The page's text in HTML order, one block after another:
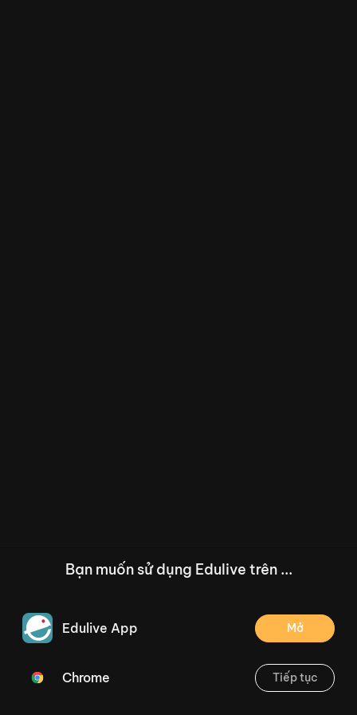
/--
Thoát
Bạn muốn sử dụng Edulive trên ...
Edulive App Mở
Chrome Tiếp tục